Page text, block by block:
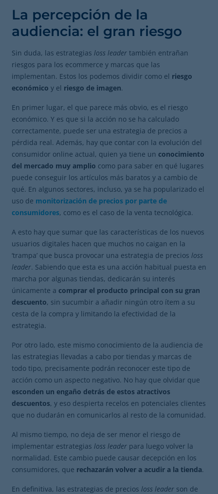
La percepción de la
audiencia: el gran riesgo
Sin duda, las estrategias loss leader también entrañan
riesgos para los ecommerce y marcas que las
implementan. Estos los podemos dividir como el riesgo
económico y el riesgo de imagen.
En primer lugar, el que parece más obvio, es el riesgo
económico. Y es que si la acción no se ha calculado
correctamente, puede ser una estrategia de precios a
pérdida real. Además, hay que contar con la evolución del
consumidor online actual, quien ya tiene un conocimiento
del mercado muy amplio como para saber en qué lugares
puede conseguir los artículos más baratos y a cambio de
qué. En algunos sectores, incluso, ya se ha popularizado el
uso de monitorización de precios por parte de
consumidores, como es el caso de la venta tecnológica.
A esto hay que sumar que las características de los nuevos
usuarios digitales hacen que muchos no caigan en la
‘trampa’ que busca provocar una estrategia de precios loss
leader. Sabiendo que esta es una acción habitual puesta en
marcha por algunas tiendas, dedicarán su interés
únicamente a comprar el producto principal con su gran
descuento, sin sucumbir a añadir ningún otro ítem a su
cesta de la compra y limitando la efectividad de la
estrategia.
Por otro lado, este mismo conocimiento de la audiencia de
las estrategias llevadas a cabo por tiendas y marcas de
todo tipo, precisamente podrán reconocer este tipo de
acción como un aspecto negativo. No hay que olvidar que
esconden un engaño detrás de estos atractivos
descuentos, y eso despierta recelos en potenciales clientes
que no dudarán en comunicarlos al resto de la comunidad.
Al mismo tiempo, no deja de ser menor el riesgo de
implementar estrategias loss leader para luego volver la
normalidad. Este cambio puede causar decepción en los
consumidores, que rechazarán volver a acudir a la tienda.
En definitiva, las estrategias de precios loss leader son de